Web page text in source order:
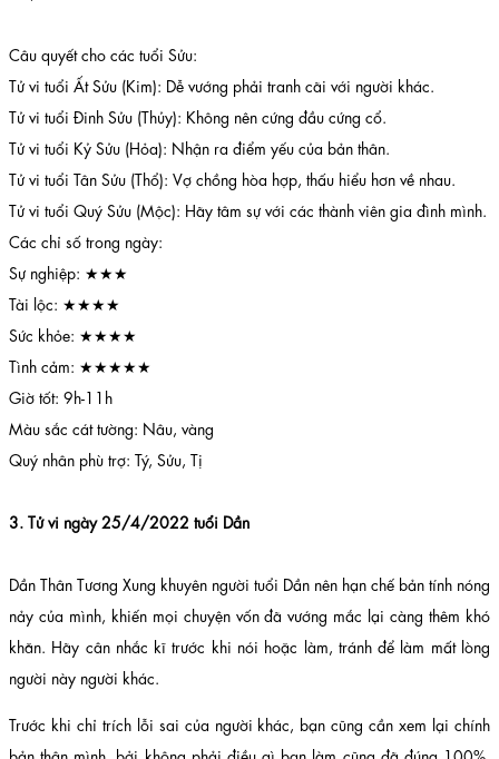
Câu quyết cho các tuổi Sửu:
Tử vi tuổi Ất Sửu (Kim): Dễ vướng phải tranh cãi với người khác.
Tử vi tuổi Đinh Sửu (Thủy): Không nên cứng đầu cứng cổ.
Tử vi tuổi Kỷ Sửu (Hỏa): Nhận ra điểm yếu của bản thân.
Tử vi tuổi Tân Sửu (Thổ): Vợ chồng hòa hợp, thấu hiểu hơn về nhau.
Tử vi tuổi Quý Sửu (Mộc): Hãy tâm sự với các thành viên gia đình mình.
Các chỉ số trong ngày:
Sự nghiệp: ★★★
Tài lộc: ★★★★
Sức khỏe: ★★★★
Tình cảm: ★★★★★
Giờ tốt: 9h-11h
Màu sắc cát tường: Nâu, vàng
Quý nhân phù trợ: Tý, Sửu, Tị
3. Tử vi ngày 25/4/2022 tuổi Dần
Dần Thân Tương Xung khuyên người tuổi Dần nên hạn chế bản tính nóng
nảy của mình, khiến mọi chuyện vốn đã vướng mắc lại càng thêm khó
khăn. Hãy cân nhắc kĩ trước khi nói hoặc làm, tránh để làm mất lòng
người này người khác.
Trước khi chỉ trích lỗi sai của người khác, bạn cũng cần xem lại chính
bản thân mình, bởi không phải điều gì bạn làm cũng đã đúng 100%.